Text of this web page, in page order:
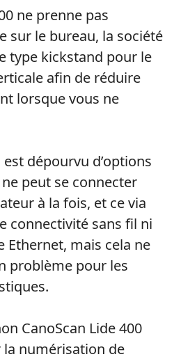
ne prenne pas
sur le bureau, la société
type kickstand pour le
afin de réduire
lorsque vous ne
dépourvu d’options
peut se connecter
à la fois, et ce via
connectivité sans fil ni
Ethernet, mais cela ne
problème pour les
CanoScan Lide 400
numérisation de